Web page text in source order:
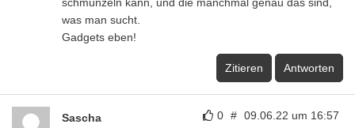
was man sucht.
Gadgets eben!
Zitieren Antworten
0 # 09.06.22 um 16:57
Sascha